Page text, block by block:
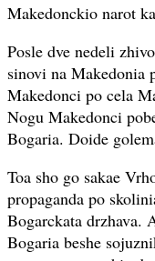
Makedonckio narot
Posle dve nedeli
sinovi na Makedonia
Makedonci po cela
Nogu Makedonci
Bogaria. Doide
Toa sho go sakae
propaganda po
Bogarckata drzhava.
Bogaria beshe